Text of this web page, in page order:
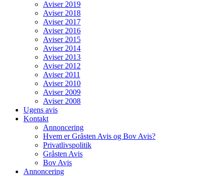
Aviser 2019
Aviser 2018
Aviser 2017
Aviser 2016
Aviser 2015
Aviser 2014
Aviser 2013
Aviser 2012
Aviser 2011
Aviser 2010
Aviser 2009
Aviser 2008
Ugens avis
Kontakt
Annoncering
Hvem er Gråsten Avis og Bov Avis?
Privatlivspolitik
Gråsten Avis
Bov Avis
Annoncering